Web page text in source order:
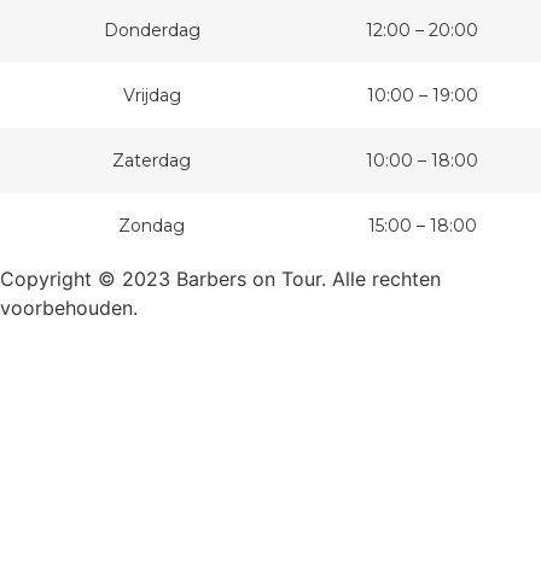
Donderdag 12:00 – 20:00
Vrijdag 10:00 – 19:00
Zaterdag 10:00 – 18:00
Zondag 15:00 – 18:00
Copyright © 2023 Barbers on Tour. Alle rechten
voorbehouden.